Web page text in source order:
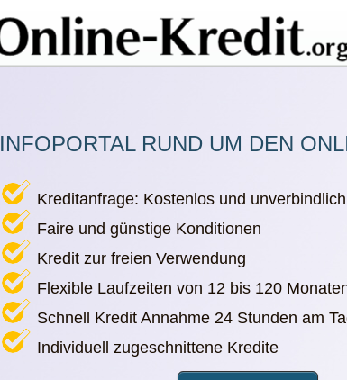
RUND UM DEN
Kreditanfrage: Kostenlos und unverbindlich
Faire und günstige Konditionen
Kredit zur freien Verwendung
Flexible Laufzeiten von 12 bis 120
Schnell Kredit Annahme 24 Stunden am
Individuell zugeschnittene Kredite